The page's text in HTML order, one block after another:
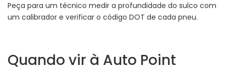
Peça para um técnico medir a profundidade do sulco com
um calibrador e verificar o código DOT de cada pneu.
Quando vir à Auto Point